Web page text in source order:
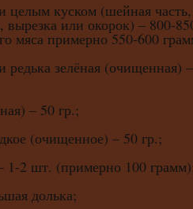
целым куском (шейная часть,
вырезка или окорок) – 800-
мяса примерно 550-600
редька зелёная (очищенная) –
– 50 гр.;
(очищенное) – 50 гр.;
1-2 шт. (примерно 100
долька;